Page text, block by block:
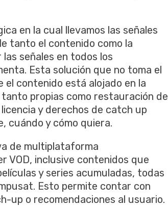
en la cual llevamos las señales
tanto el contenido como la
señales en todos los
Esta solución que no toma el
el contenido está alojado en la
propias como restauración de
y derechos de catch up
cuándo y cómo quiera.
de multiplataforma
VOD, inclusive contenidos que
y series acumuladas, todas
Esto permite contar con
up o recomendaciones al usuario.